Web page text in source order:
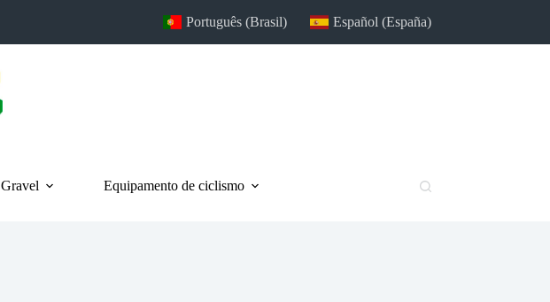
Português (Brasil) Español (España)
Gravel Equipamento de ciclismo